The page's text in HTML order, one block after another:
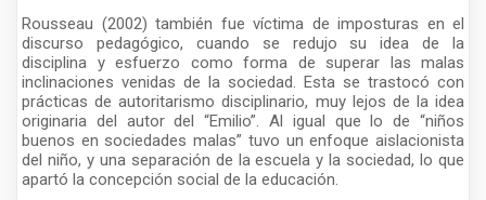
Rousseau (2002) también fue víctima de imposturas en el
discurso pedagógico, cuando se redujo su idea de la
disciplina y esfuerzo como forma de superar las malas
inclinaciones venidas de la sociedad. Esta se trastocó con
prácticas de autoritarismo disciplinario, muy lejos de la idea
originaria del autor del “Emilio”. Al igual que lo de “niños
buenos en sociedades malas” tuvo un enfoque aislacionista
del niño, y una separación de la escuela y la sociedad, lo que
apartó la concepción social de la educación.